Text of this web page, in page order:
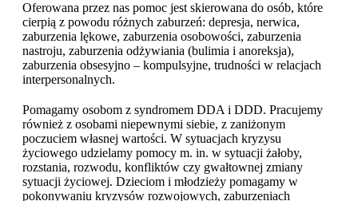
Oferowana przez nas pomoc jest skierowana do osób, które
cierpią z powodu różnych zaburzeń: depresja, nerwica,
zaburzenia lękowe, zaburzenia osobowości, zaburzenia
nastroju, zaburzenia odżywiania (bulimia i anoreksja),
zaburzenia obsesyjno – kompulsyjne, trudności w relacjach
interpersonalnych.
Pomagamy osobom z syndromem DDA i DDD. Pracujemy
również z osobami niepewnymi siebie, z zaniżonym
poczuciem własnej wartości. W sytuacjach kryzysu
życiowego udzielamy pomocy m. in. w sytuacji żałoby,
rozstania, rozwodu, konfliktów czy gwałtownej zmiany
sytuacji życiowej. Dzieciom i młodzieży pomagamy w
pokonywaniu kryzysów rozwojowych, zaburzeniach